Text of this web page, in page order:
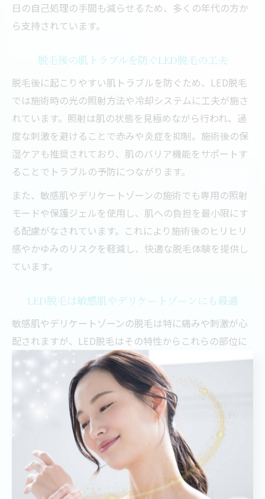
日の自己処理の手間も減らせるため、多くの年代の方か
ら支持されています。
脱毛後の肌トラブルを防ぐLED脱毛の工夫
脱毛後に起こりやすい肌トラブルを防ぐため、LED脱毛
では施術時の光の照射方法や冷却システムに工夫が施さ
れています。照射は肌の状態を見極めながら行われ、過
度な刺激を避けることで赤みや炎症を抑制。施術後の保
湿ケアも推奨されており、肌のバリア機能をサポートす
ることでトラブルの予防につながります。
また、敏感肌やデリケートゾーンの施術でも専用の照射
モードや保護ジェルを使用し、肌への負担を最小限にす
る配慮がなされています。これにより施術後のヒリヒリ
感やかゆみのリスクを軽減し、快適な脱毛体験を提供し
ています。
LED脱毛は敏感肌やデリケートゾーンにも最適
敏感肌やデリケートゾーンの脱毛は特に痛みや刺激が心
配されますが、LED脱毛はその特性からこれらの部位に
も最適です。低温でじんわりと光を当てるため、肌を傷
めずに脱毛効果を発揮。痛みが少なく、施術中の不快感
も軽減されるため、初めての方でも安心して受けられま
す。
さらに、デリケートゾーン専用の施術メニューや照射設
定が用意されていることが多く、個別の肌状態に合わせ
て細かく調整可能。これにより、敏感な部位の肌荒れや
赤みを防ぎつつ、きれいな仕上がりを目指せるのが大き